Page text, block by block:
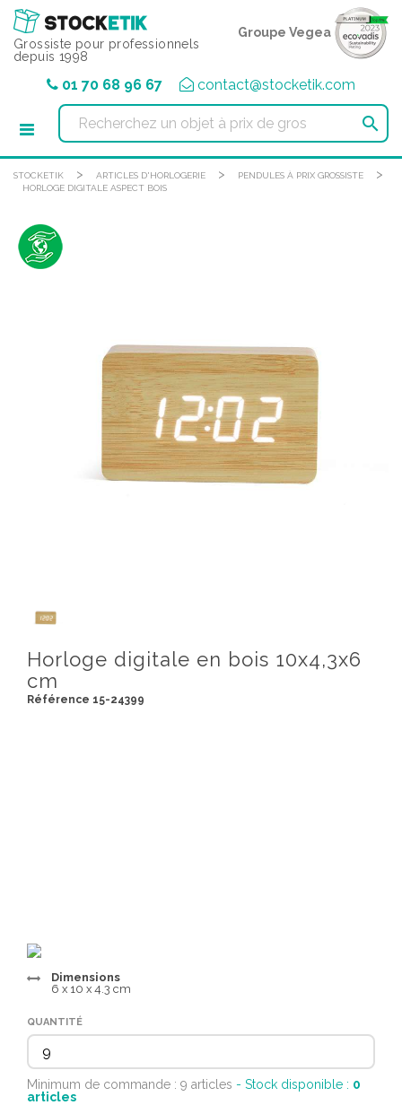
Grossiste pour professionnels
depuis 1998
Groupe Vegea
01 70 68 96 67 contact@stocketik.com

STOCKETIK > ARTICLES D'HORLOGERIE > PENDULES À PRIX GROSSISTE >
HORLOGE DIGITALE ASPECT BOIS
Horloge digitale en bois 10x4,3x6
cm
Référence 15-24399
Dimensions
6 x 10 x 4.3 cm
QUANTITÉ
Minimum de commande : 9 articles - Stock disponible : 0
articles
Panneau de gestion des cookies